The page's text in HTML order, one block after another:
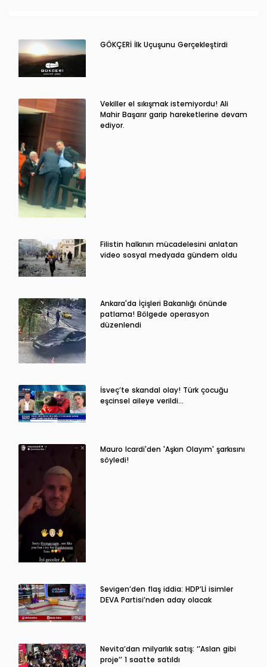
GÖKÇERİ İlk Uçuşunu Gerçekleştirdi
Vekiller el sıkışmak istemiyordu! Ali
Mahir Başarır garip hareketlerine devam
ediyor.
Filistin halkının mücadelesini anlatan
video sosyal medyada gündem oldu
Ankara'da İçişleri Bakanlığı önünde
patlama! Bölgede operasyon
düzenlendi
İsveç’te skandal olay! Türk çocuğu
eşcinsel aileye verildi…
Mauro Icardi'den 'Aşkın Olayım' şarkısını
söyledi!
Sevigen’den flaş iddia: HDP’Lİ isimler
DEVA Partisi’nden aday olacak
Nevita’dan milyarlık satış: ‘’Aslan gibi
proje’’ 1 saatte satıldı